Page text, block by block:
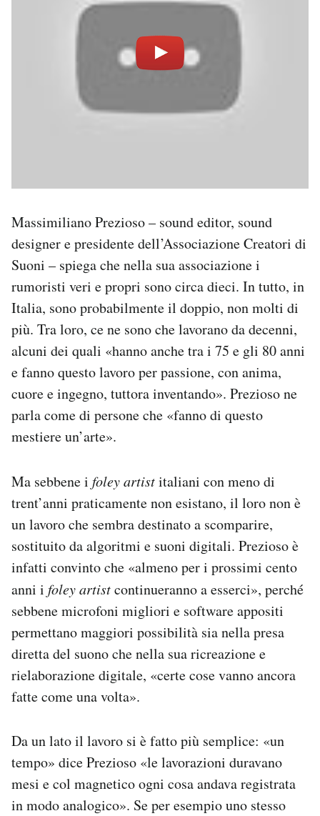
Massimiliano Prezioso – sound editor, sound
designer e presidente dell’Associazione Creatori di
Suoni – spiega che nella sua associazione i
rumoristi veri e propri sono circa dieci. In tutto, in
Italia, sono probabilmente il doppio, non molti di
più. Tra loro, ce ne sono che lavorano da decenni,
alcuni dei quali «hanno anche tra i 75 e gli 80 anni
e fanno questo lavoro per passione, con anima,
cuore e ingegno, tuttora inventando». Prezioso ne
parla come di persone che «fanno di questo
mestiere un’arte».
Ma sebbene i foley artistitaliani con meno di
trent’anni praticamente non esistano, il loro non è
un lavoro che sembra destinato a scomparire,
sostituito da algoritmi e suoni digitali. Prezioso è
infatti convinto che «almeno per i prossimi cento
anni i foley artistcontinueranno a esserci», perché
sebbene microfoni migliori e software appositi
permettano maggiori possibilità sia nella presa
diretta del suono che nella sua ricreazione e
rielaborazione digitale, «certe cose vanno ancora
fatte come una volta».
Da un lato il lavoro si è fatto più semplice: «un
tempo» dice Prezioso «le lavorazioni duravano
mesi e col magnetico ogni cosa andava registrata
in modo analogico». Se per esempio uno stesso